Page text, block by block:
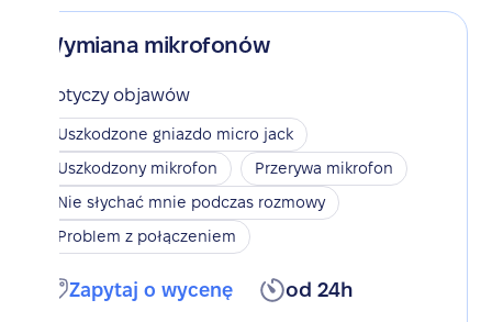
Wymiana mikrofonów
Dotyczy objawów
Uszkodzone gniazdo micro jack
Uszkodzony mikrofon
Przerywa mikrofon
Nie słychać mnie podczas rozmowy
Problem z połączeniem
Zapytaj o wycenę od 24h